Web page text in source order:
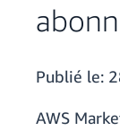
Publié le:
AWS